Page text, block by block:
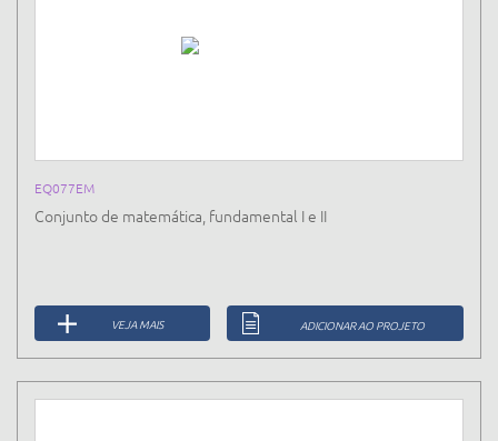
EQ077EM
Conjunto de matemática, fundamental I e II
VEJA MAIS ADICIONAR AO PROJETO